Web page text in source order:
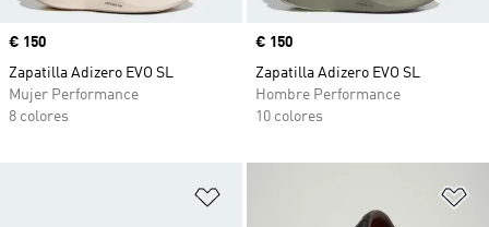
Precio
€ 150
Zapatilla Adizero EVO SL
Mujer Performance
8 colores
Precio
€ 150
Zapatilla Adizero EVO SL
Hombre Performance
10 colores